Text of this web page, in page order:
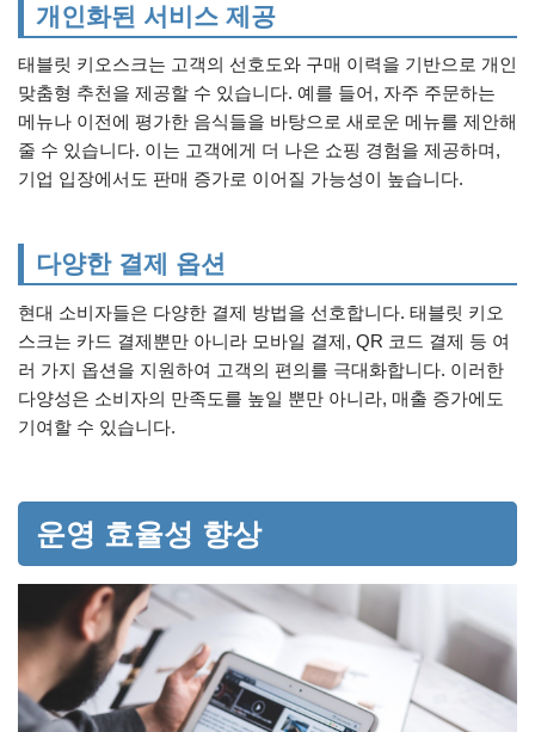
개인화된 서비스 제공
태블릿 키오스크는 고객의 선호도와 구매 이력을 기반으로 개인
맞춤형 추천을 제공할 수 있습니다. 예를 들어, 자주 주문하는
메뉴나 이전에 평가한 음식들을 바탕으로 새로운 메뉴를 제안해
줄 수 있습니다. 이는 고객에게 더 나은 쇼핑 경험을 제공하며,
기업 입장에서도 판매 증가로 이어질 가능성이 높습니다.
다양한 결제 옵션
현대 소비자들은 다양한 결제 방법을 선호합니다. 태블릿 키오
스크는 카드 결제뿐만 아니라 모바일 결제, QR 코드 결제 등 여
러 가지 옵션을 지원하여 고객의 편의를 극대화합니다. 이러한
다양성은 소비자의 만족도를 높일 뿐만 아니라, 매출 증가에도
기여할 수 있습니다.
운영 효율성 향상